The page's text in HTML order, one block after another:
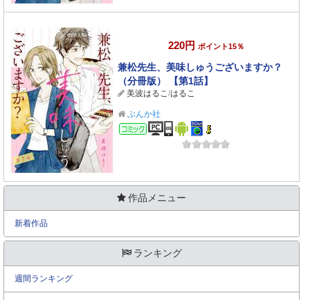
220円 ポイント15％
兼松先生、美味しゅうございますか？
（分冊版） 【第1話】
美波はるこ/はるこ
ぶんか社
コミック
作品メニュー
新着作品
ランキング
週間ランキング